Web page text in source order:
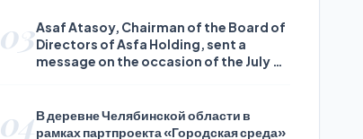
03Asaf Atasoy, Chairman of the Board of
Directors of Asfa Holding, sent a
message on the occasion of the July 24
04В деревне Челябинской области в
рамках партпроекта «Городская среда»